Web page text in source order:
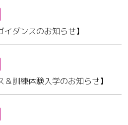
ダンスのお知らせ】
訓練体験入学のお知らせ】